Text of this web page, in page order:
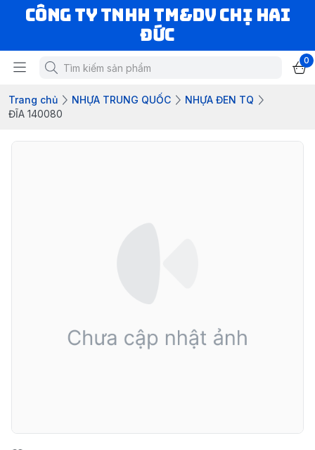
CÔNG TY TNHH TM&DV CHỊ HAI
ĐỨC
0
Trang chủ NHỰA TRUNG QUỐC
NHỰA ĐEN TQ
ĐĨA 140080